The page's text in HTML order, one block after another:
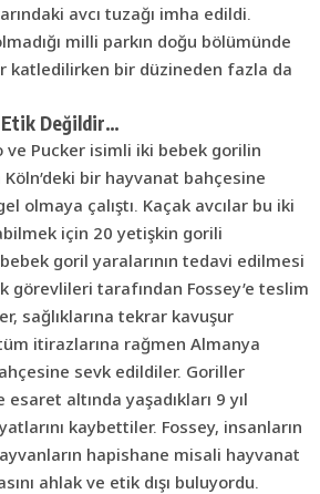
avcı tuzağı imha edildi.
milli parkın doğu bölümünde
katledilirken bir düzineden fazla da
Değildir…
ve Pucker isimli iki bebek gorilin
Köln’deki bir hayvanat bahçesine
olmaya çalıştı. Kaçak avcılar bu iki
için 20 yetişkin gorili
goril yaralarının tedavi edilmesi
görevlileri tarafından Fossey’e teslim
, sağlıklarına tekrar kavuşur
itirazlarına rağmen Almanya
sevk edildiler. Goriller
altında yaşadıkları 9 yıl
kaybettiler. Fossey, insanların
hapishane misali hayvanat
ahlak ve etik dışı buluyordu.